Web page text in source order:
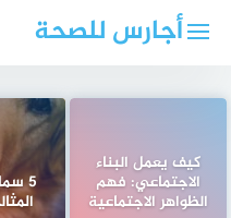
أجارس للصحة
كيف يعمل البناء
الاجتماعي: فهم
الظواهر الاجتماعية
5